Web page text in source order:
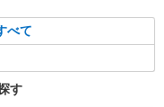
べて
す